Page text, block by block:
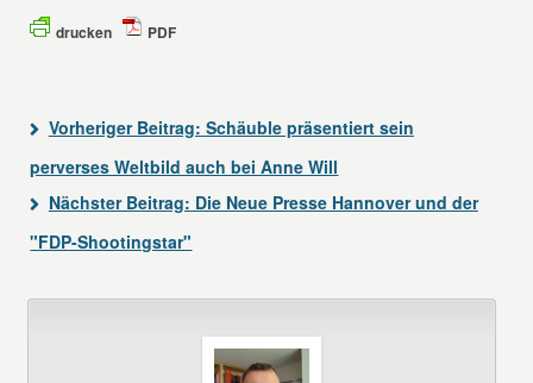
drucken PDF
Vorheriger Beitrag: Schäuble präsentiert sein
perverses Weltbild auch bei Anne Will
Nächster Beitrag: Die Neue Presse Hannover und der
"FDP-Shootingstar"